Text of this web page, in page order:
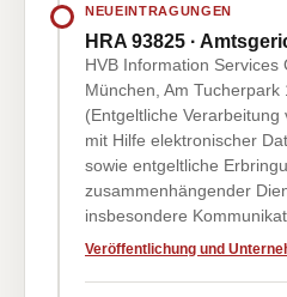
NEUEINTRAGUNGEN
HRA 93825 ·
HVB Information Services
München, Am Tucherpark
(Entgeltliche
mit Hilfe elektronischer
sowie entgeltliche
zusammenhängender
insbesondere
Veröffentlichung und